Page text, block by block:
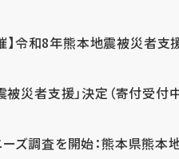
】令和8年熊本地震被災者
災者支援」決定（寄付受付中
ズ調査を開始：熊本県熊本